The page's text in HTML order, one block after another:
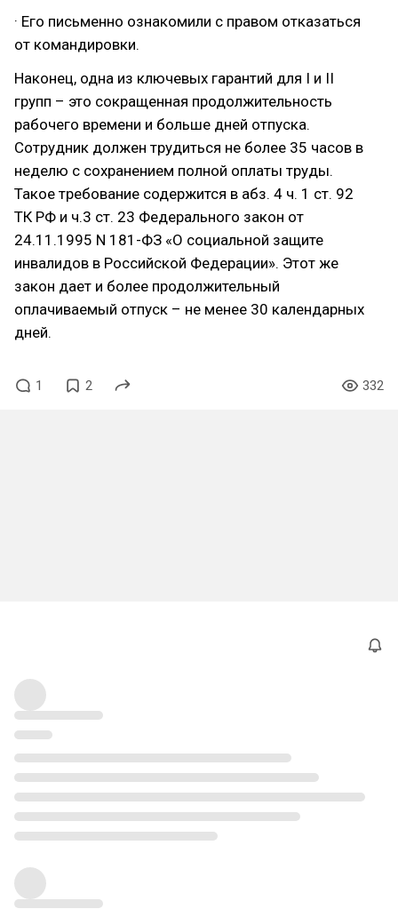
· Его письменно ознакомили с правом отказаться
от командировки.
Наконец, одна из ключевых гарантий для I и II
групп – это сокращенная продолжительность
рабочего времени и больше дней отпуска.
Сотрудник должен трудиться не более 35 часов в
неделю с сохранением полной оплаты труды.
Такое требование содержится в абз. 4 ч. 1 ст. 92
ТК РФ и ч.3 ст. 23 Федерального закон от
24.11.1995 N 181-ФЗ «О социальной защите
инвалидов в Российской Федерации». Этот же
закон дает и более продолжительный
оплачиваемый отпуск – не менее 30 календарных
дней.
1 2 332